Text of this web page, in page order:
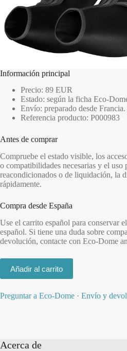
Información principal
Precio: 89 EUR
Estado: según la ficha Eco-
Envío: preparado desde Francia.
Referencia producto: P000983
Antes de comprar
Compruebe el estado visible, los
o compatibilidades necesarias y el
reacondicionados o de liquidación, la
rápidamente.
Compra desde España
Use el carrito español para conservar
español. Si tiene una duda sobre
devolución, contacte con Eco-Dome
Añadir al carrito
Preguntar a Eco-Dome · Envío y
Acerca de